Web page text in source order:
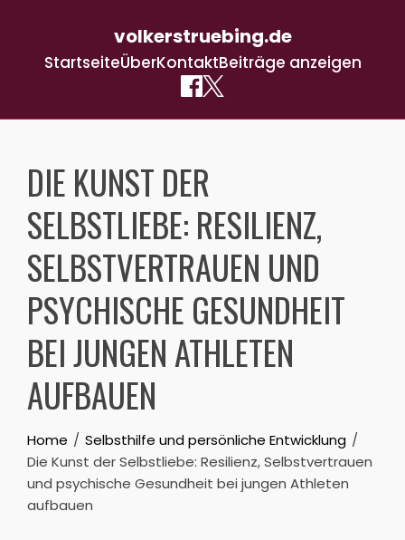
volkerstruebing.de
StartseiteÜberKontaktBeiträge anzeigen
contentDIE KUNST DER
SELBSTLIEBE: RESILIENZ,
SELBSTVERTRAUEN UND
PSYCHISCHE GESUNDHEIT
BEI JUNGEN ATHLETEN
AUFBAUEN
Home
Selbsthilfe und persönliche Entwicklung
Die Kunst der Selbstliebe: Resilienz, Selbstvertrauen
und psychische Gesundheit bei jungen Athleten
aufbauen